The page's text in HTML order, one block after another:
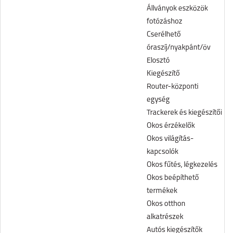
Állványok eszközök
fotózáshoz
Cserélhető
óraszíj/nyakpánt/öv
Elosztó
Kiegészítő
Router-központi
egység
Trackerek és kiegészítői
Okos érzékelők
Okos világítás-
kapcsolók
Okos fűtés, légkezelés
Okos beépíthető
termékek
Okos otthon
alkatrészek
Autós kiegészítők